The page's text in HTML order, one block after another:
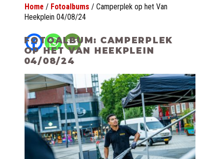
Home / Fotoalbums / Camperplek op het Van
Heekplein 04/08/24
FOTOALBUM: CAMPERPLEK
OP HET VAN HEEKPLEIN
04/08/24